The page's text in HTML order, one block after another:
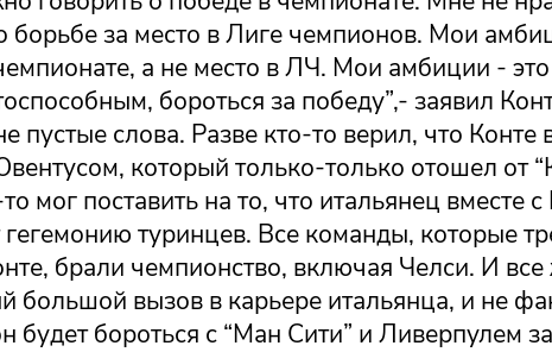
борьбе за место в Лиге чемпионов. Мои
а не место в ЛЧ. Мои амбиции -
бороться за победу”,- заявил
пустые слова. Разве кто-то верил, что Конте
который только-только отошел от
мог поставить на то, что итальянец вместе
гегемонию туринцев. Все команды, которые
брали чемпионство, включая Челси. И все
большой вызов в карьере итальянца, и не
будет бороться с “Ман Сити” и Ливерпулем